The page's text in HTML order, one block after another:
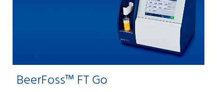
BeerFoss™ FT Go